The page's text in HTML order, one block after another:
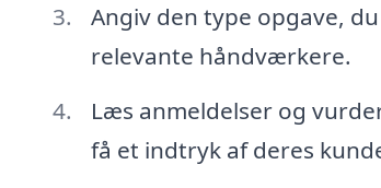
Angiv den type opgave,
relevante håndværkere.
Læs anmeldelser og
få et indtryk af deres